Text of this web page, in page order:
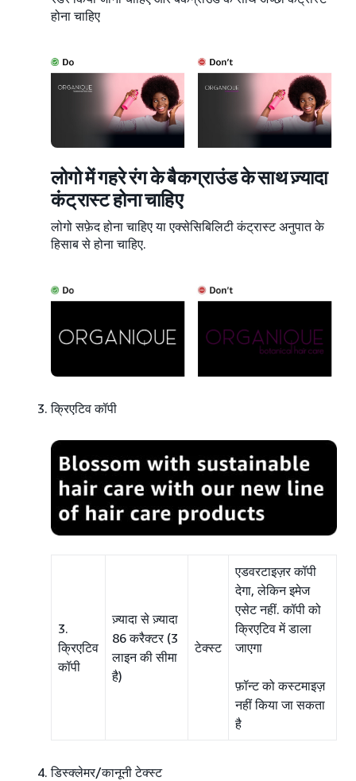
होना चाहिए
लोगो में गहरे रंग के बैकग्राउंड के साथ ज़्यादा
कंट्रास्ट होना चाहिए
लोगो सफ़ेद होना चाहिए या एक्सेसिबिलिटी कंट्रास्ट अनुपात के
हिसाब से होना चाहिए.
क्रिएटिव कॉपी
3.
क्रिएटिव
कॉपी
ज़्यादा से ज़्यादा
86 करैक्टर (3
लाइन की सीमा
है)
टेक्स्ट
एडवरटाइज़र कॉपी
देगा, लेकिन इमेज
एसेट नहीं. कॉपी को
क्रिएटिव में डाला
जाएगा
फ़ॉन्ट को कस्टमाइज़
नहीं किया जा सकता
है
डिस्क्लेमर/कानूनी टेक्स्ट